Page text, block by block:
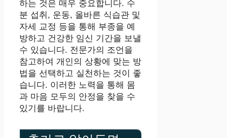
하는 것은 매우 중요합니다. 수
분 섭취, 운동, 올바른 식습관 및
자세 교정 등을 통해 부종을 예
방하고 건강한 임신 기간을 보낼
수 있습니다. 전문가의 조언을
참고하여 개인의 상황에 맞는 방
법을 선택하고 실천하는 것이 좋
습니다. 이러한 노력을 통해 몸
과 마음 모두의 안정을 찾을 수
있기를 바랍니다.